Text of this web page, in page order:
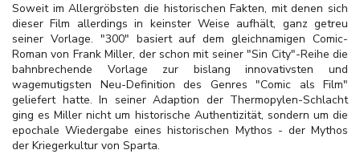
Soweit im Allergröbsten die historischen Fakten, mit denen sich
dieser Film allerdings in keinster Weise aufhält, ganz getreu
seiner Vorlage. "300" basiert auf dem gleichnamigen Comic-
Roman von Frank Miller, der schon mit seiner "Sin City"-Reihe die
bahnbrechende Vorlage zur bislang innovativsten und
wagemutigsten Neu-Definition des Genres "Comic als Film"
geliefert hatte. In seiner Adaption der Thermopylen-Schlacht
ging es Miller nicht um historische Authentizität, sondern um die
epochale Wiedergabe eines historischen Mythos - der Mythos
der Kriegerkultur von Sparta.